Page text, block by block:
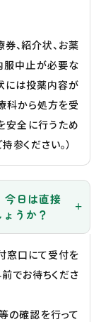
、紹介状、お薬
服中止が必要な
には投薬内容が
科から処方を受
安全に行うため
ください。）
今日は直接
うか？
窓口にて受付を
でお待ちくださ
の確認を行って